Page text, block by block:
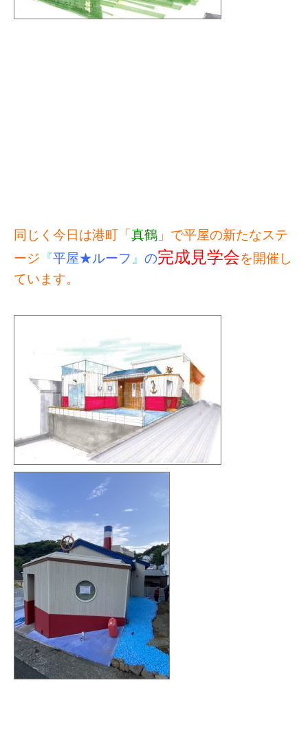
同じく今日は港町「 真鶴 」で平屋の新たなステ
ージ 『平屋★ルーフ 』 の完成見学会を開催し
ています。